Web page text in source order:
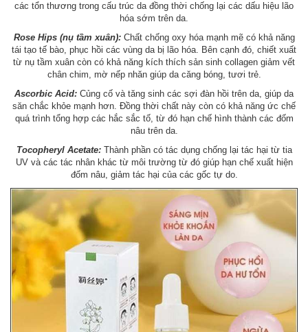
các tổn thương trong cấu trúc da đồng thời chống lại các dấu hiệu lão
hóa sớm trên da.
Rose Hips (nụ tầm xuân): Chất chống oxy hóa mạnh mẽ có khả năng
tái tạo tế bào, phục hồi các vùng da bị lão hóa. Bên cạnh đó, chiết xuất
từ nụ tầm xuân còn có khả năng kích thích sản sinh collagen giảm vết
chân chim, mờ nếp nhăn giúp da căng bóng, tươi trẻ.
Ascorbic Acid: Củng cố và tăng sinh các sợi đàn hồi trên da, giúp da
săn chắc khỏe mạnh hơn. Đồng thời chất này còn có khả năng ức chế
quá trình tổng hợp các hắc sắc tố, từ đó hạn chế hình thành các đốm
nâu trên da.
Tocopheryl Acetate: Thành phần có tác dụng chống lại tác hại từ tia
UV và các tác nhân khác từ môi trường từ đó giúp hạn chế xuất hiện
đốm nâu, giảm tác hại của các gốc tự do.